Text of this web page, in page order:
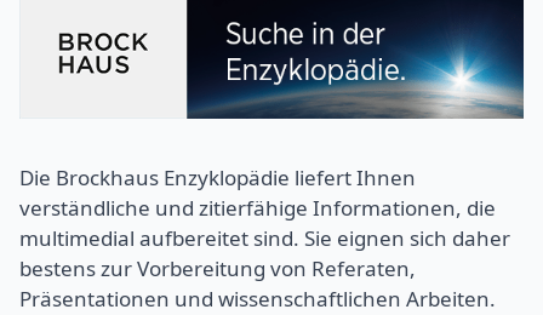
Die Brockhaus Enzyklopädie liefert Ihnen
verständliche und zitierfähige Informationen, die
multimedial aufbereitet sind. Sie eignen sich daher
bestens zur Vorbereitung von Referaten,
Präsentationen und wissenschaftlichen Arbeiten.